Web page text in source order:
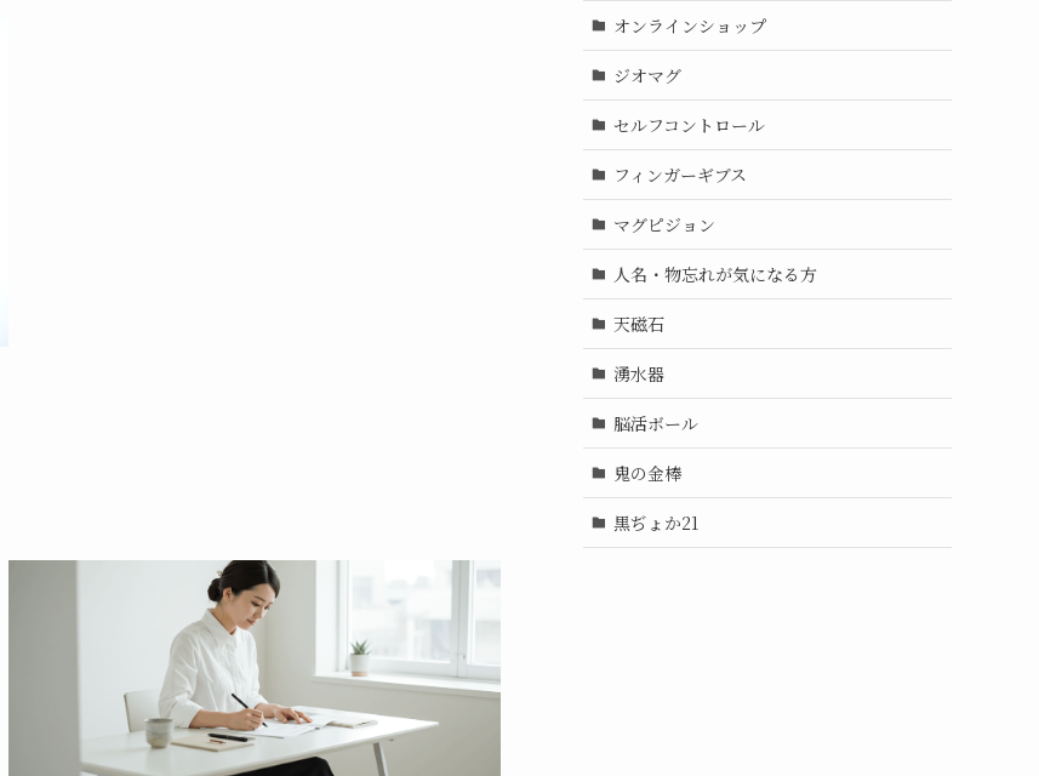
オンラインショップ
ジオマグ
セルフコントロール
フィンガーギブス
マグピジョン
人名・物忘れが気になる方
天磁石
湧水器
脳活ボール
鬼の金棒
黒ぢょか21